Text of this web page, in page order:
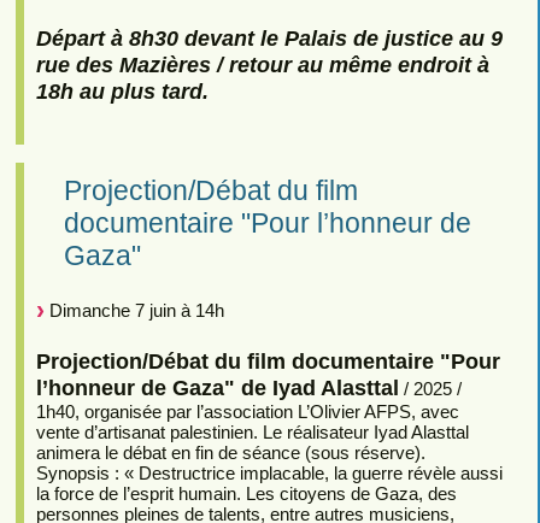
Départ à 8h30 devant le Palais de justice au 9
rue des Mazières / retour au même endroit à
18h au plus tard.
Projection/Débat du film
documentaire "Pour l’honneur de
Gaza"
Dimanche 7 juin à 14h
Projection/Débat du film documentaire "Pour
l’honneur de Gaza" de Iyad Alasttal / 2025 /
1h40, organisée par l’association L’Olivier AFPS, avec
vente d’artisanat palestinien. Le réalisateur Iyad Alasttal
animera le débat en fin de séance (sous réserve).
Synopsis : « Destructrice implacable, la guerre révèle aussi
la force de l’esprit humain. Les citoyens de Gaza, des
personnes pleines de talents, entre autres musiciens,